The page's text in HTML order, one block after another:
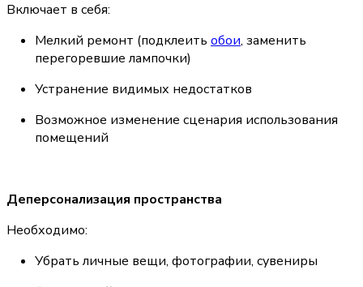
Включает в себя:
Мелкий ремонт (подклеить обои, заменить
перегоревшие лампочки)
Устранение видимых недостатков
Возможное изменение сценария использования
помещений
Деперсонализация пространства
Необходимо:
Убрать личные вещи, фотографии, сувениры